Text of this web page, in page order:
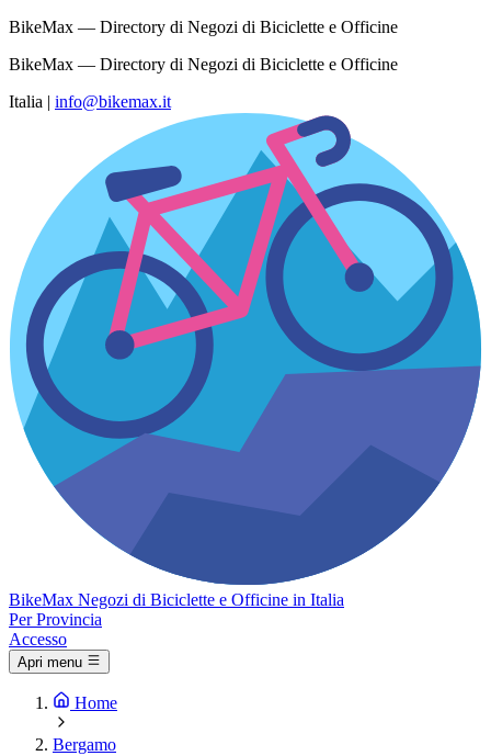
BikeMax — Directory di Negozi di Biciclette e Officine
BikeMax — Directory di Negozi di Biciclette e Officine
Italia | info@bikemax.it
BikeMax Negozi di Biciclette e Officine in Italia
Per Provincia
Accesso
Apri menu
Home
Bergamo